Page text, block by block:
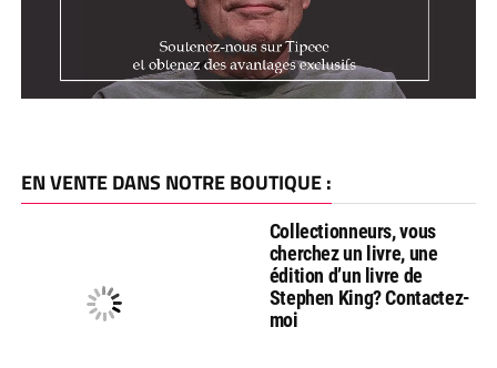
EN VENTE DANS NOTRE BOUTIQUE :
Collectionneurs, vous
cherchez un livre, une
édition d’un livre de
Stephen King? Contactez-
moi